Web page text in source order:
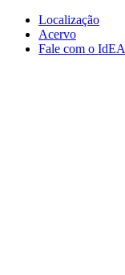
Conteúdo principal
Localização
Acervo
Fale com o IdEA